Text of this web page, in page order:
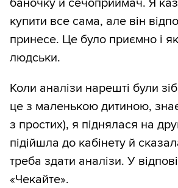
баночку й сечоприймач. Я
купити все сама, але він
принесе. Це було приємно і
людськи.
Коли аналізи нарешті були
це з маленькою дитиною,
з простих), я піднялася на
підійшла до кабінету й
треба здати аналізи. У
«Чекайте».